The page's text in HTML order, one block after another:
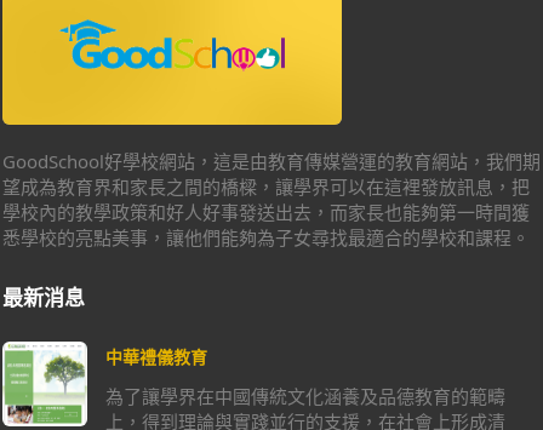
望成為教育界和家長之間的橋樑，讓學界可以在這裡發放訊息，把
學校內的教學政策和好人好事發送出去，而家長也能夠第一時間獲
悉學校的亮點美事，讓他們能夠為子女尋找最適合的學校和課程。
最新消息
上，得到理論與實踐並行的支援，在社會上形成清
流，造福下一代，香港中文大學文學院國學中心聯同清華大學中國
經學研究院和馮燊均國學基金會，攜手推動「禮儀文明教育項